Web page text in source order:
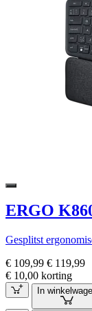
ERGO
Gesplitst
€ 109,99 € 119,99
€ 10,00 korting
In